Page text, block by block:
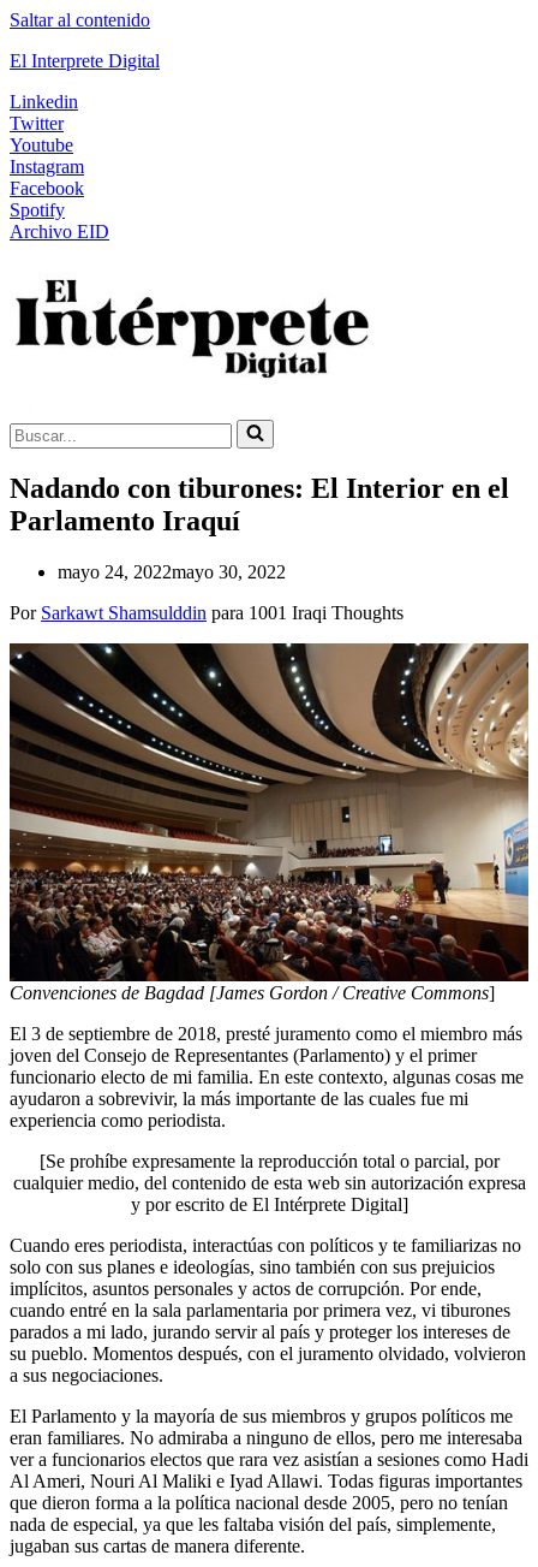
Saltar al contenido
El Interprete Digital
Linkedin
Twitter
Youtube
Instagram
Facebook
Spotify
Archivo EID
Buscar...
Nadando con tiburones: El Interior en el
Parlamento Iraquí
mayo 24, 2022mayo 30, 2022
Por Sarkawt Shamsulddin para 1001 Iraqi Thoughts
Convenciones de Bagdad [James Gordon / Creative Commons]
El 3 de septiembre de 2018, presté juramento como el miembro más
joven del Consejo de Representantes (Parlamento) y el primer
funcionario electo de mi familia. En este contexto, algunas cosas me
ayudaron a sobrevivir, la más importante de las cuales fue mi
experiencia como periodista.
[Se prohíbe expresamente la reproducción total o parcial, por
cualquier medio, del contenido de esta web sin autorización expresa
y por escrito de El Intérprete Digital]
Cuando eres periodista, interactúas con políticos y te familiarizas no
solo con sus planes e ideologías, sino también con sus prejuicios
implícitos, asuntos personales y actos de corrupción. Por ende,
cuando entré en la sala parlamentaria por primera vez, vi tiburones
parados a mi lado, jurando servir al país y proteger los intereses de
su pueblo. Momentos después, con el juramento olvidado, volvieron
a sus negociaciones.
El Parlamento y la mayoría de sus miembros y grupos políticos me
eran familiares. No admiraba a ninguno de ellos, pero me interesaba
ver a funcionarios electos que rara vez asistían a sesiones como Hadi
Al Ameri, Nouri Al Maliki e Iyad Allawi. Todas figuras importantes
que dieron forma a la política nacional desde 2005, pero no tenían
nada de especial, ya que les faltaba visión del país, simplemente,
jugaban sus cartas de manera diferente.